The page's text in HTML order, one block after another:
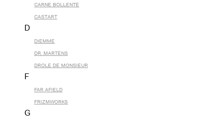
CARNE BOLLENTE
CASTART
D
DIEMME
DR. MARTENS
DROLE DE MONSIEUR
F
FAR AFIELD
FRIZMWORKS
G